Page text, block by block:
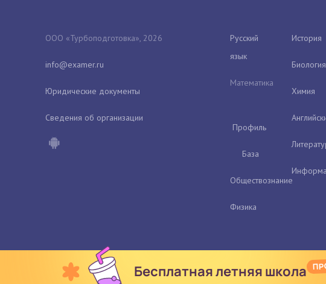
ООО «Турбоподготовка», 2026
Юридические документы
Сведения об организации
Русский
язык
Математика
Профиль
База
Обществознание
Физика
История
Биология
Химия
Бесплатная летняя школа